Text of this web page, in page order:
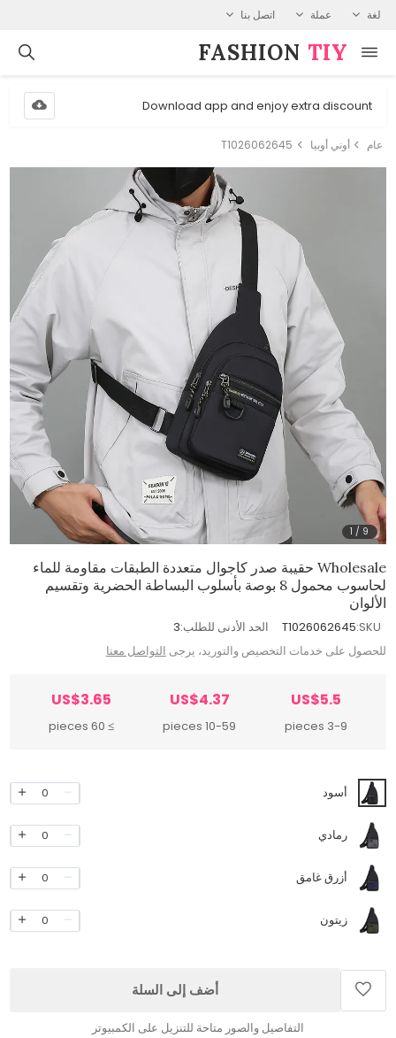
لغة عملة اتصل بنا
FASHION⁠ TIY
Download app and enjoy extra discount
عام أوني أوبيا T1026062645
1 / 9
Wholesale حقيبة صدر كاجوال متعددة الطبقات مقاومة للماء
لحاسوب محمول 8 بوصة بأسلوب البساطة الحضرية وتقسيم
الألوان
SKU:
T1026062645 الحد الأدنى للطلب:3
للحصول على خدمات التخصيص والتوريد، يرجى التواصل معنا
US$5.5
3-9 pieces
US$4.37
10-59 pieces
US$3.65
≥ 60 pieces
أسود 0
رمادي 0
أزرق غامق 0
زيتون 0
أضف إلى السلة
التفاصيل والصور متاحة للتنزيل على الكمبيوتر